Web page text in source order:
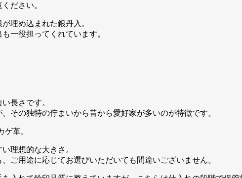
ださい。
埋め込まれた銀丹入。
一役担ってくれています。
長さです。
その独特の佇まいから昔から愛好家が多いのが特徴です。
革。
理想的な大きさ。
ご用途に応じてお選びいただいても間違いございません。